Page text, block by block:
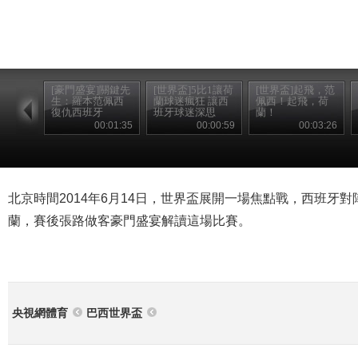
[豪門盛宴]關鍵先
生：羅本范佩西
復仇西班牙
00:01:35
[世界盃]5比1讓荷
蘭球迷瘋狂 讓西
班牙球迷深思
00:00:59
[世界盃]起飛，范
佩西！起飛，荷
蘭！
00:03:26
北京時間2014年6月14日，世界盃展開一場焦點戰，西班牙
蘭，賽後張路做客豪門盛宴解讀這場比賽。
央視網體育 巴西世界盃